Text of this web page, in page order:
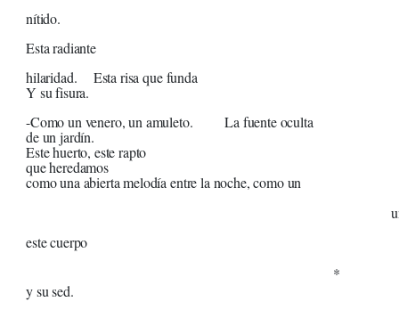
nítido.
Esta radiante
hilaridad. Esta risa que funda
Y su fisura.
-Como un venero, un amuleto. La fuente oculta
de un jardín.
Este huerto, este rapto
que heredamos
como una abierta melodía entre la noche, como un
una
este cuerpo
*
y su sed.